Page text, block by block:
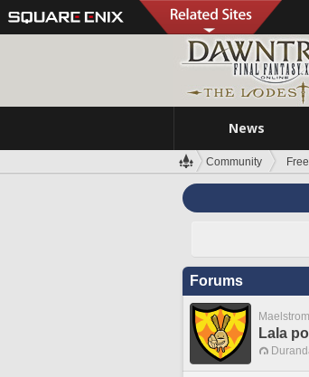
News
Community
Forums
Lala